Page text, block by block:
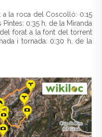
a la roca del Coscolló: 0:15
0:35 h, de la Miranda
forat a la font del torrent
i tornada: 0:30 h, de la